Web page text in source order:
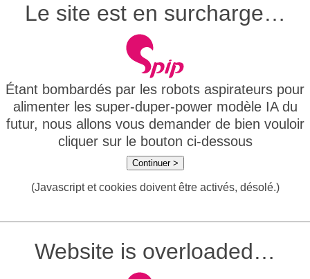
Le site est en surcharge…
Étant bombardés par les robots aspirateurs pour
alimenter les super-duper-power modèle IA du
futur, nous allons vous demander de bien vouloir
cliquer sur le bouton ci-dessous
Continuer >
(Javascript et cookies doivent être activés, désolé.)
Website is overloaded…